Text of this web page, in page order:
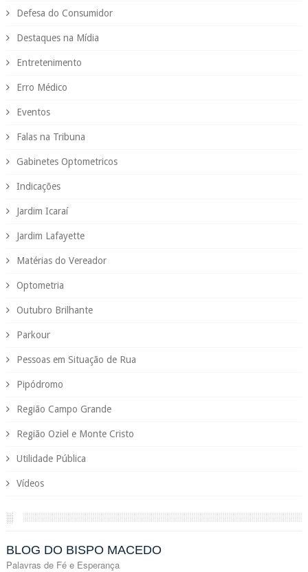
Defesa do Consumidor
Destaques na Mídia
Entretenimento
Erro Médico
Eventos
Falas na Tribuna
Gabinetes Optometricos
Indicações
Jardim Icaraí
Jardim Lafayette
Matérias do Vereador
Optometria
Outubro Brilhante
Parkour
Pessoas em Situação de Rua
Pipódromo
Região Campo Grande
Região Oziel e Monte Cristo
Utilidade Pública
Vídeos
░
BLOG DO BISPO MACEDO
Palavras de Fé e Esperança